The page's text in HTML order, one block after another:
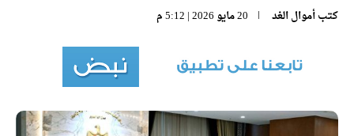
كتبأموال الغد 20 مايو 2026 | 5:12 م